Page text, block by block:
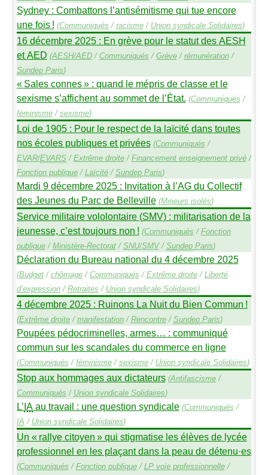
Sydney : Combattons l’antisémitisme qui tue encore
une fois ! (Communiqués / racisme/ Union syndicale Solidaires)
16 décembre 2025 : En grève pour le statut des AESH
et AED (AESH/AED/ Communiqués / Grève/ rémunération/
SundepParis)
« Sales connes» : quand le mépris de classe et le
sexisme s’affichent au sommet de l’État. (Communiqués /
féminisme/ sexisme)
Loi de 1905 : Pour le respect de la laïcité dans toutes
nos écoles publiques et privées (Communiqués /
EVAR/EVARS/ Extrême droite/ Financement enseignement privé/
Fonction publique/ Laïcité/ SundepParis)
Mardi 9 décembre 2025 : Invitation à l’AGdu Collectif
des Jeunes du Parc de Belleville (Mineurs isolés)
Service militaire vololontaire (SMV) : militarisation de la
jeunesse, c’est toujours non ! (Communiqués / Fonction
publique/ Ministère-Rectorat/ SNU/SMV/ SundepParis)
Déclaration du Bureau national du 4 décembre 2025
(Budget/ chômage/ Communiqués / Extrême droite/ Liberté
d’expression/ Retraites / Union syndicale Solidaires)
4 décembre 2025 : Ruinons La Nuit du Bien Commun !
(Extrême droite/ manifestation/ Rencontre/ SundepParis)
Poupées pédocriminelles, armes… : communiqué
commun sur les scandales du commerce en ligne
(Communiqués / féminisme/ sexisme/ Union syndicale Solidaires)
Stop aux hommages aux dictateurs (Antifascisme/
Communiqués / Union syndicale Solidaires)
L’IA au travail : une question syndicale (Communiqués /
IA / Union syndicale Solidaires)
Un « rallye citoyen » qui stigmatise les élèves de lycée
professionnel en les plaçant dans la peau de détenu·es
(Communiqués / Fonction publique/ LPvoie professionnelle/